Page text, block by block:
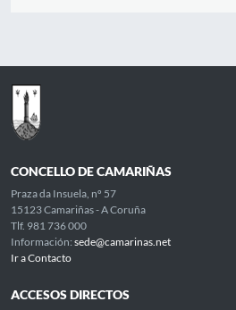
CONCELLO DE CAMARIÑAS
Praza da Insuela, nº 57
15123 Camariñas - A Coruña
Tlf. 981 736 000
Información: sede@camarinas.net
Ir a Contacto
ACCESOS DIRECTOS